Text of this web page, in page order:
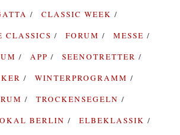
CLASSIC WEEK
CLASSICS
FORUM
MESSE
APP
SEENOTRETTER
WINTERPROGRAMM
TROCKENSEGELN
BERLIN
ELBEKLASSIK